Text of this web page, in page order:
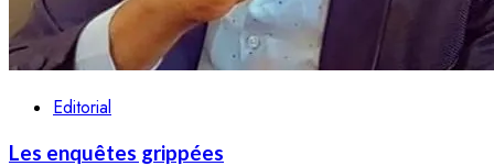
Editorial
Les enquêtes grippées